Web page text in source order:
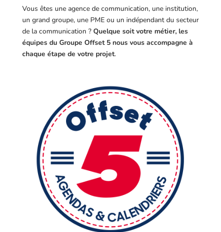
Vous êtes une agence de communication, une institution,
un grand groupe, une PME ou un indépendant du secteur
de la communication ? Quelque soit votre métier, les
équipes du Groupe Offset 5 nous vous accompagne à
chaque étape de votre projet.